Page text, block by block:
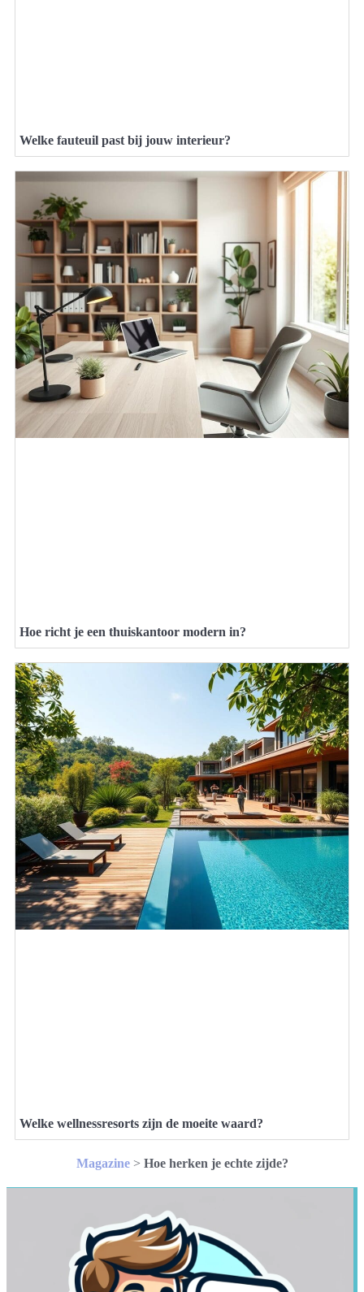
Welke fauteuil past bij jouw interieur?
Hoe richt je een thuiskantoor modern in?
Welke wellnessresorts zijn de moeite waard?
Magazine> Hoe herken je echte zijde?